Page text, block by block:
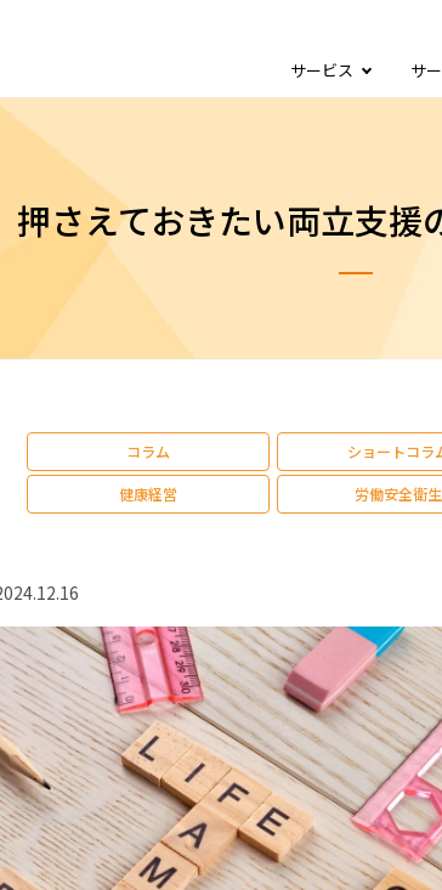
サービス
サ
押さえておきたい両立支
コラム ショートコラ
健康経営 労働安全衛生